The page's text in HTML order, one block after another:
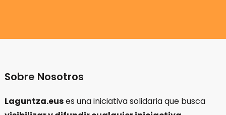
Sobre Nosotros
Laguntza.euses una iniciativa solidaria que busca